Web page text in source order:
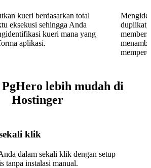
kueri berdasarkan total
eksekusi sehingga Anda
kueri mana yang
aplikasi.
duplikat,
lebih mudah di
Hostinger
klik
dalam sekali klik dengan setup
tanpa instalasi manual.